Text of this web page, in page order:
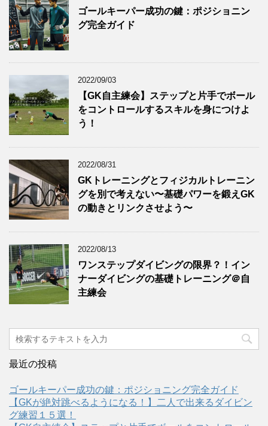
ゴールキーパー成功の鍵：ポジショニン
グ完全ガイド
2022/09/03
【GK自主練会】ステップと片手でボール
をコントロールするスキルを身につけよ
う！
2022/08/31
GKトレーニングとフィジカルトレーニン
グを別で考えない〜基礎パワーを鍛えGK
の動きとリンクさせよう〜
2022/08/13
ワンステップダイビングの限界？！イン
ナーダイビングの基礎トレーニング＠自
主練会
最近の投稿
ゴールキーパー成功の鍵：ポジショニング完全ガイド
【GKが絶対跳べるようになる！】二人で出来るダイビン
グ練習１５選！